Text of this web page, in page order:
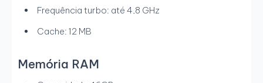
Frequência turbo: até 4,8 GHz
Cache: 12 MB
Memória RAM